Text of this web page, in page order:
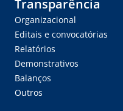
Transparência
Organizacional
Editais e convocatórias
Relatórios
Demonstrativos
Balanços
Outros